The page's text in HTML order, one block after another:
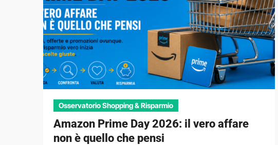
Osservatorio Shopping & Risparmio
Amazon Prime Day 2026: il vero affare
non è quello che pensi